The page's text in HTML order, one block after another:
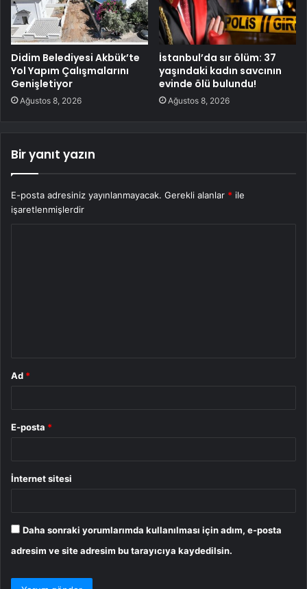
Didim Belediyesi Akbük’te
Yol Yapım Çalışmalarını
Genişletiyor
Ağustos 8, 2026
İstanbul’da sır ölüm: 37
yaşındaki kadın savcının
evinde ölü bulundu!
Ağustos 8, 2026
Bir yanıt yazın
E-posta adresiniz yayınlanmayacak. Gerekli alanlar * ile
işaretlenmişlerdir
Ad *
E-posta *
İnternet sitesi
Daha sonraki yorumlarımda kullanılması için adım, e-posta
adresim ve site adresim bu tarayıcıya kaydedilsin.